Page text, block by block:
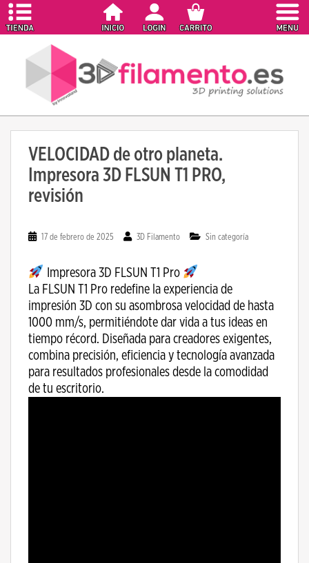
VELOCIDAD de otro planeta.
Impresora 3D FLSUN T1 PRO,
revisión
17 de febrero de 2025 3D Filamento Sin categoría
Impresora 3D FLSUN T1 Pro
La FLSUN T1 Pro redefine la experiencia de
impresión 3D con su asombrosa velocidad de hasta
1000 mm/s, permitiéndote dar vida a tus ideas en
tiempo récord. Diseñada para creadores exigentes,
combina precisión, eficiencia y tecnología avanzada
para resultados profesionales desde la comodidad
de tu escritorio.